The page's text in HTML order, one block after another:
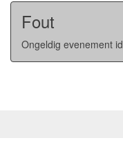
Fout
Ongeldig evenement id